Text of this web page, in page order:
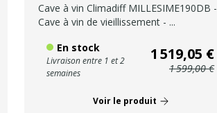
Cave à vin Climadiff MILLESIME190DB -
Cave à vin de vieillissement - ...
En stock
Livraison entre 1 et 2
semaines
1 519,05 €
1 599,00 €
Voir le produit